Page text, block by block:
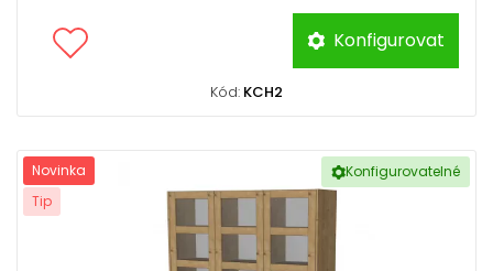
Konfigurovat
Kód: KCH2
Konfigurovatelné
Novinka
Tip